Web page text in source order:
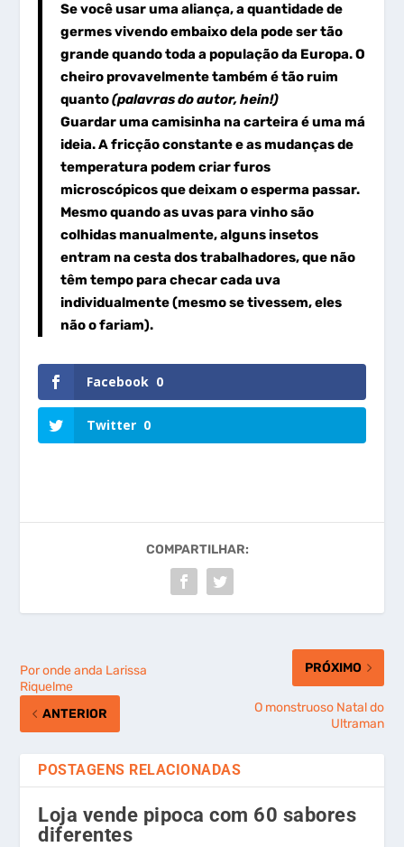
Se você usar uma aliança, a quantidade de
germes vivendo embaixo dela pode ser tão
grande quando toda a população da Europa. O
cheiro provavelmente também é tão ruim
quanto(palavras do autor, hein!)
Guardar uma camisinha na carteira é uma má
ideia. A fricção constante e as mudanças de
temperatura podem criar furos
microscópicos que deixam o esperma passar.
Mesmo quando as uvas para vinho são
colhidas manualmente, alguns insetos
entram na cesta dos trabalhadores, que não
têm tempo para checar cada uva
individualmente (mesmo se tivessem, eles
não o fariam).
Facebook 0
Twitter 0
COMPARTILHAR:
Por onde anda Larissa
Riquelme
ANTERIOR
PRÓXIMO
O monstruoso Natal do
Ultraman
POSTAGENS RELACIONADAS
Loja vende pipoca com 60 sabores
diferentes